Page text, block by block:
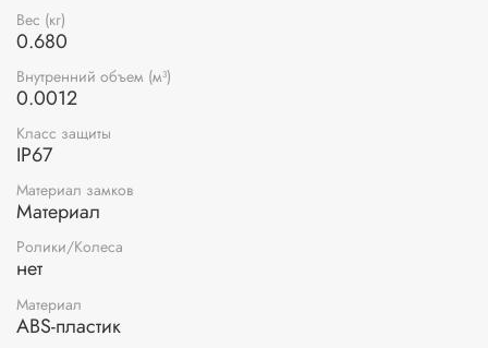
Вес (кг)
0.680
Внутренний объем (м³)
0.0012
Класс защиты
IP67
Материал замков
Материал
Ролики/Колеса
нет
Материал
ABS-пластик